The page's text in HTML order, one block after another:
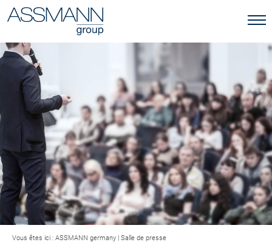
Vous êtes ici : ASSMANN germany | Salle de presse